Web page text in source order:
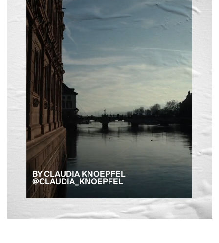
BY CLAUDIA KNOEPFEL
@CLAUDIA_KNOEPFEL